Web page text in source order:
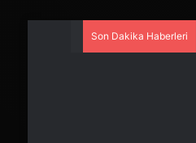
Son Dakika Haberleri